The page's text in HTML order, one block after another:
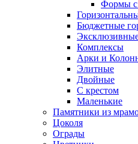
Формы с
Бюджетные
Комплексы
Арки и
Элитные
Двойные
С крестом
Маленькие
Памятники из
Цоколя
Ограды